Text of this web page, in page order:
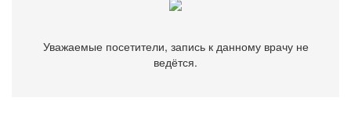
Уважаемые посетители, запись к данному врачу не
ведётся.